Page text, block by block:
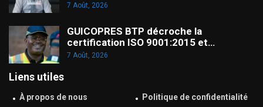
7 Août, 2026
GUICOPRES BTP décroche la
certification ISO 9001:2015 et…
7 Août, 2026
Liens utiles
À propos de nous Politique de confidentialité